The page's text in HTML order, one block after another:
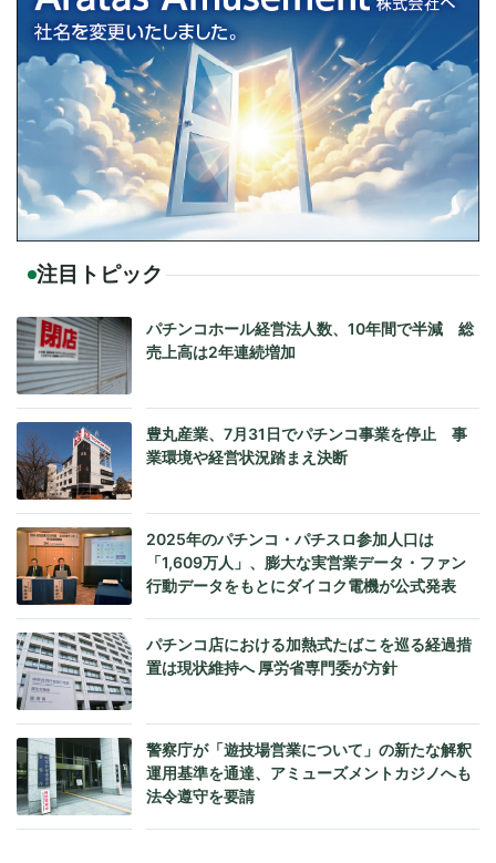
注目トピック
パチンコホール経営法人数、10年間で半減 総
売上高は2年連続増加
豊丸産業、7月31日でパチンコ事業を停止 事
業環境や経営状況踏まえ決断
2025年のパチンコ・パチスロ参加人口は
「1,609万人」、膨大な実営業データ・ファン
行動データをもとにダイコク電機が公式発表
パチンコ店における加熱式たばこを巡る経過措
置は現状維持へ 厚労省専門委が方針
警察庁が「遊技場営業について」の新たな解釈
運用基準を通達、アミューズメントカジノへも
法令遵守を要請